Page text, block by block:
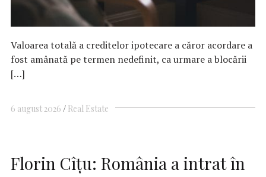
Valoarea totală a creditelor ipotecare a căror acordare a
fost amânată pe termen nedefinit, ca urmare a blocării
[…]
6 august 2026 Real Estate
Florin Cîțu: România a intrat în